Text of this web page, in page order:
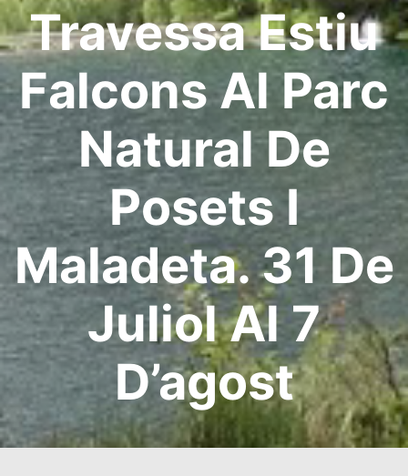
Travessa Estiu
Falcons Al Parc
Natural De
Posets I
Maladeta. 31 De
Juliol Al 7
D’agost